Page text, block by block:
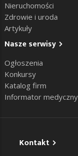
Nieruchomości
Zdrowie i uroda
Artykuły
Nasze serwisy
Ogłoszenia
Konkursy
Katalog firm
Informator medyczny
Kontakt